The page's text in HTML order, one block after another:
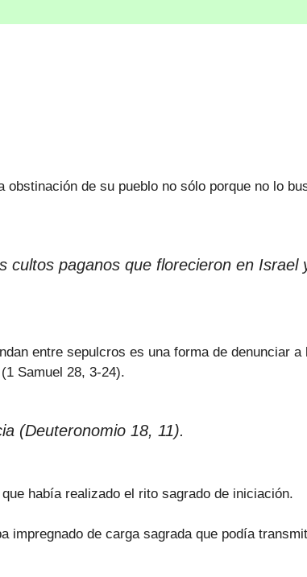
de su pueblo no sólo porque no lo
cultos paganos que florecieron en
entre sepulcros es una forma de denunciar
Samuel 28, 3-24).
(Deuteronomio 18, 11).
había realizado el rito sagrado de iniciación.
impregnado de carga sagrada que podía